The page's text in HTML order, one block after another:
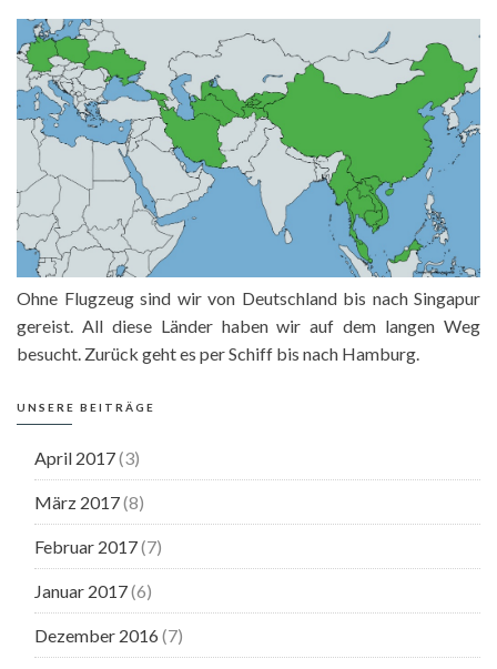
Ohne Flugzeug sind wir von Deutschland bis nach Singapur
gereist. All diese Länder haben wir auf dem langen Weg
besucht. Zurück geht es per Schiff bis nach Hamburg.
UNSERE BEITRÄGE
April 2017(3)
März 2017(8)
Februar 2017(7)
Januar 2017(6)
Dezember 2016 (7)